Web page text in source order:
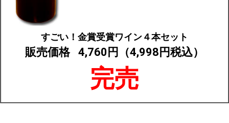
すごい！金賞受賞ワイン４本セット
販売価格 4,760円（4,998円税込）
完売